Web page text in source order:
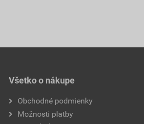
Všetko o nákupe
Obchodné podmienky
Možnosti platby